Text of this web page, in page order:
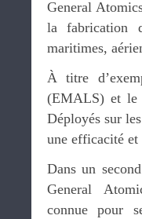
General
la fabrication
maritimes,
À titre
(EMALS) et le
Déployés sur
une efficacité et
Dans un
General
connue pour